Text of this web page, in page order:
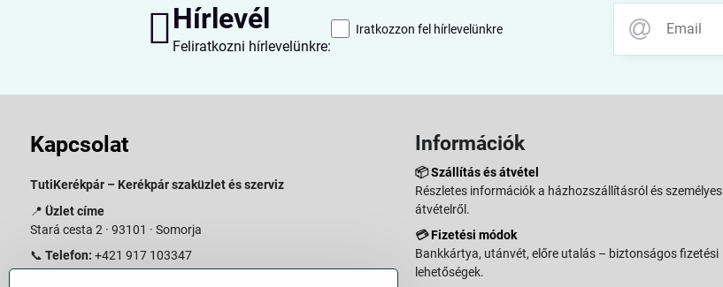
Hírlevél
Feliratkozni hírlevelünkre:
Iratkozzon fel hírlevelünkre
Kapcsolat
TutiKerékpár – Kerékpár szaküzlet és szerviz
📍 Üzlet címe
Stará cesta 2 · 93101 · Somorja
📞 Telefon: +421 917 103347
Információk
📦Szállítás és átvétel
Részletes információk a házhozszállításról és személyes
átvételről.
💳Fizetési módok
Bankkártya, utánvét, előre utalás – biztonságos fizetési
lehetőségek.